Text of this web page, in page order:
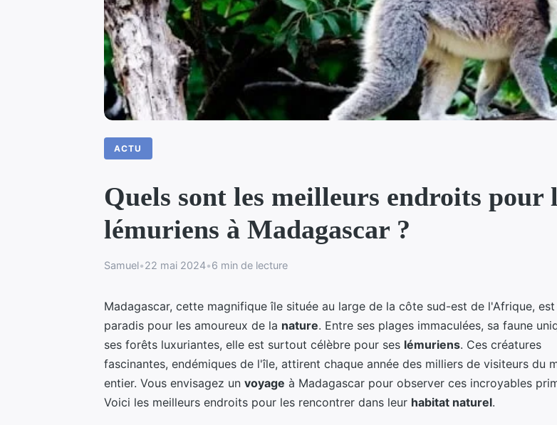
ACTU
Quels sont les meilleurs endroits pour
lémuriens à Madagascar ?
Samuel•22 mai 2024•6 min de lecture
Madagascar, cette magnifique île située au large de la côte sud-est de l'Afrique,
paradis pour les amoureux de la nature. Entre ses plages immaculées, sa faune
ses forêts luxuriantes, elle est surtout célèbre pour ses lémuriens. Ces créatures
fascinantes, endémiques de l'île, attirent chaque année des milliers de visiteurs du
entier. Vous envisagez un voyage à Madagascar pour observer ces incroyables
Voici les meilleurs endroits pour les rencontrer dans leur habitat naturel.